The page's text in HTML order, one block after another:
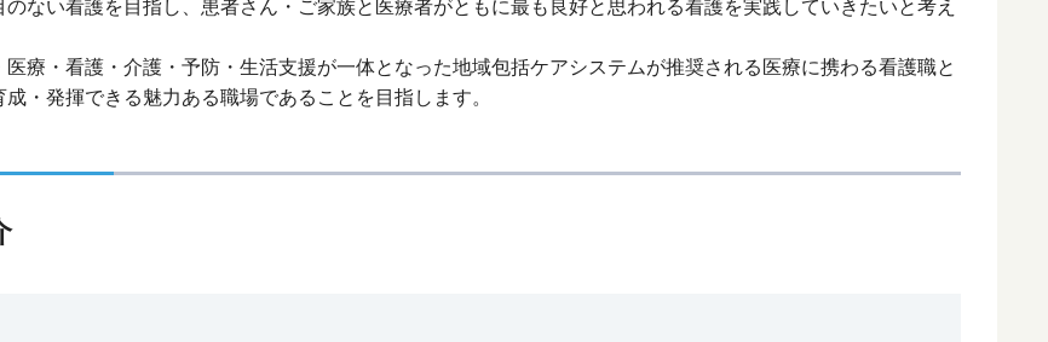
医療・看護・介護・予防・生活支援が一体となった地域包括ケアシステムが推奨される医療に携わる看護職と
・発揮できる魅力ある職場であることを目指します。